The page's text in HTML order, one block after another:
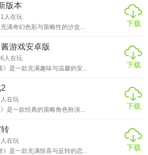
版本
人在玩
满奇幻色彩与策略性的沙盒...
下载
游戏安卓版
人在玩
》是一款充满趣味与温馨的安...
下载
人在玩
》是一款经典的策略角色扮演...
下载
人在玩
》是一款充满惊喜与反转的恋...
下载